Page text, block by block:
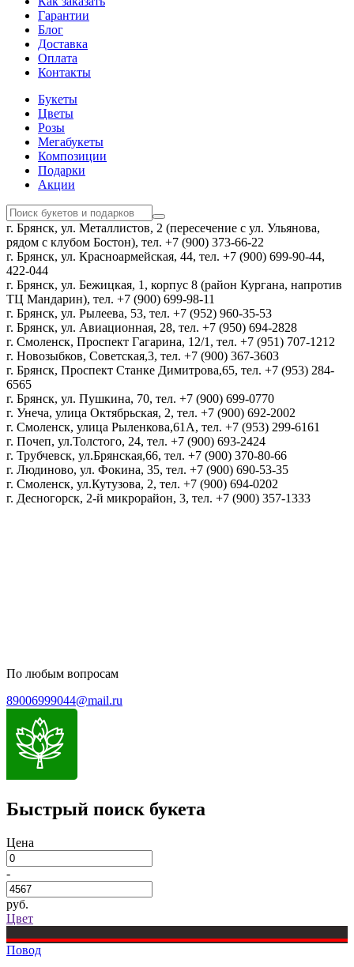
Гарантии
Блог
Доставка
Оплата
Контакты
Букеты
Цветы
Розы
Мегабукеты
Композиции
Подарки
Акции
г. Брянск, ул. Металлистов, 2 (пересечение с ул. Ульянова,
рядом с клубом Бостон), тел. +7 (900) 373-66-22
г. Брянск, ул. Красноармейская, 44, тел. +7 (900) 699-90-44,
422-044
г. Брянск, ул. Бежицкая, 1, корпус 8 (район Кургана, напротив
ТЦ Мандарин), тел. +7 (900) 699-98-11
г. Брянск, ул. Рылеева, 53, тел. +7 (952) 960-35-53
г. Брянск, ул. Авиационная, 28, тел. +7 (950) 694-2828
г. Смоленск, Проспект Гагарина, 12/1, тел. +7 (951) 707-1212
г. Новозыбков, Советская,3, тел. +7 (900) 367-3603
г. Брянск, Проспект Станке Димитрова,65, тел. +7 (953) 284-
6565
г. Брянск, ул. Пушкина, 70, тел. +7 (900) 699-0770
г. Унеча, улица Октябрьская, 2, тел. +7 (900) 692-2002
г. Смоленск, улица Рыленкова,61А, тел. +7 (953) 299-6161
г. Почеп, ул.Толстого, 24, тел. +7 (900) 693-2424
г. Трубчевск, ул.Брянская,66, тел. +7 (900) 370-80-66
г. Людиново, ул. Фокина, 35, тел. +7 (900) 690-53-35
г. Смоленск, ул.Кутузова, 2, тел. +7 (900) 694-0202
г. Десногорск, 2-й микрорайон, 3, тел. +7 (900) 357-1333
По любым вопросам
89006999044@mail.ru
Быстрый поиск букета
Цена
-
руб.
Цвет
Повод